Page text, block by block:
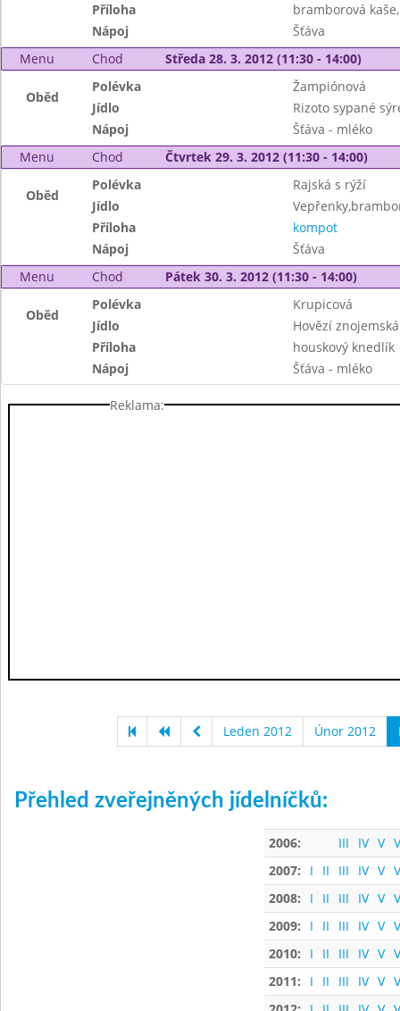
Příloha
bramborová
Nápoj
Šťáva
Menu
Chod Středa 28. 3. 2012 (11:30 - 14:00)
Oběd
Polévka
Žampiónová
Jídlo
Rizoto sypané
Nápoj
Šťáva - mléko
Menu
Chod Čtvrtek 29. 3. 2012 (11:30 - 14:00)
Oběd
Polévka
Rajská s rýží
Jídlo
Příloha
kompot
Nápoj
Šťáva
Menu
Chod Pátek 30. 3. 2012 (11:30 - 14:00)
Oběd
Polévka
Krupicová
Jídlo
Hovězí
Příloha
houskový knedlík
Nápoj
Šťáva - mléko
Reklama:
Leden 2012 Únor 2012
Přehled zveřejněných jídelníčků:
2006: III IV V
2007:
I II III IV V
2008:
I II III IV V
2009:
I II III IV V
2010:
I II III IV V
2011:
I II III IV V